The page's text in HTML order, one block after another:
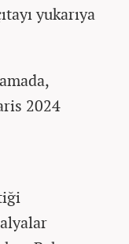
yukarıya
2024